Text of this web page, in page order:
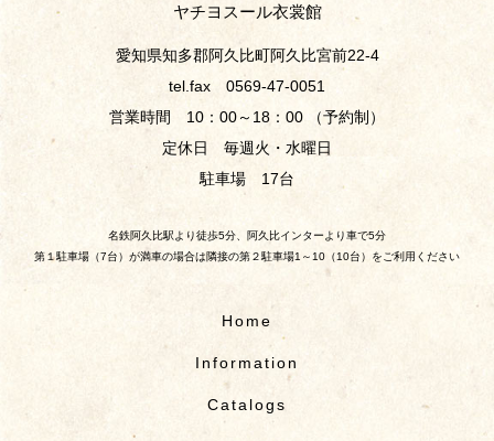
ヤチヨスール衣裳館
愛知県知多郡阿久比町阿久比宮前22-4
tel.fax 0569-47-0051
営業時間 10：00～18：00 （予約制）
定休日 毎週火・水曜日
駐車場 17台
名鉄阿久比駅より徒歩5分、阿久比インターより車で5分
第１駐車場（7台）が満車の場合は隣接の第２駐車場1～10（10台）をご利用ください
Home
Information
Catalogs